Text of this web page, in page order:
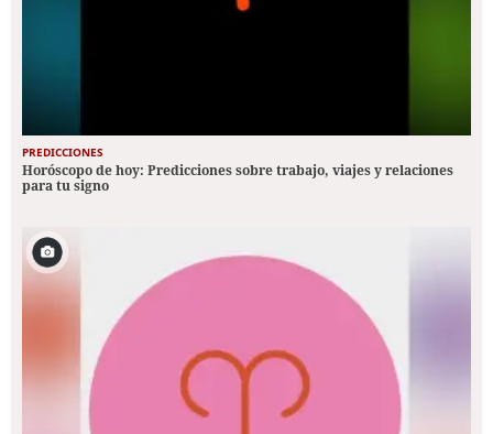
PREDICCIONES
Horóscopo de hoy: Predicciones sobre trabajo, viajes y relaciones
para tu signo